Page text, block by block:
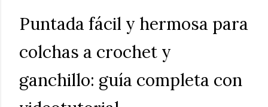
Puntada fácil y hermosa para
colchas a crochet y
ganchillo: guía completa con